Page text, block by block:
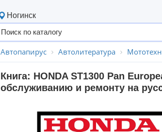
Ногинск
Автопапирус Автолитература
Книга: HONDA ST1300 Pan
обслуживанию и ремонту на